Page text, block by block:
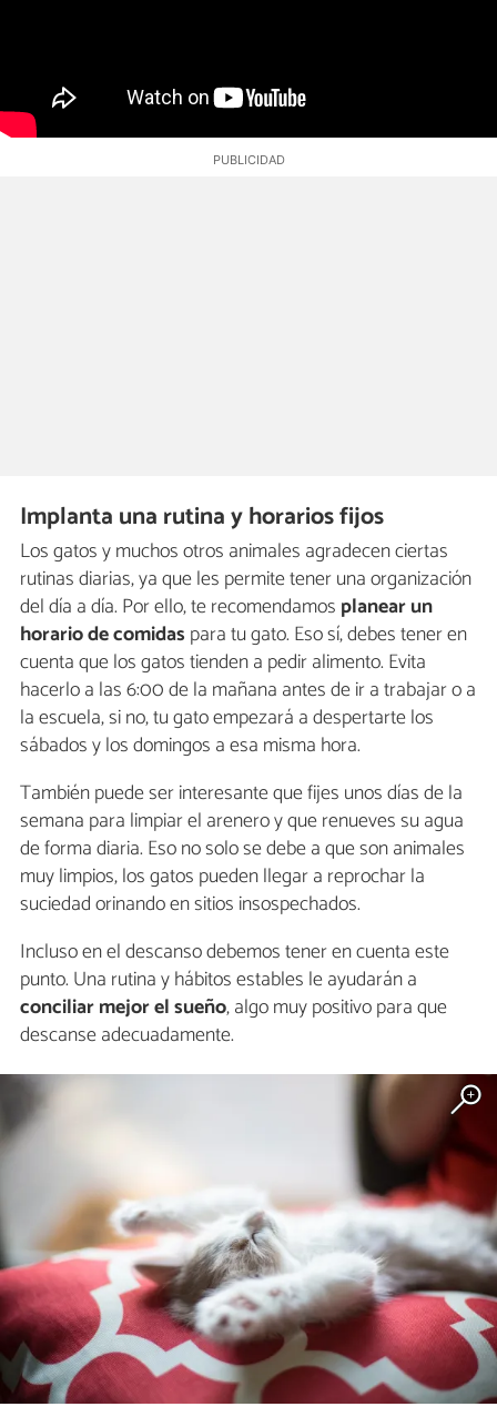
Implanta una rutina y horarios fijos
Los gatos y muchos otros animales agradecen ciertas
rutinas diarias, ya que les permite tener una organización
del día a día. Por ello, te recomendamos planear un
horario de comidas para tu gato. Eso sí, debes tener en
cuenta que los gatos tienden a pedir alimento. Evita
hacerlo a las 6:00 de la mañana antes de ir a trabajar o a
la escuela, si no, tu gato empezará a despertarte los
sábados y los domingos a esa misma hora.
También puede ser interesante que fijes unos días de la
semana para limpiar el arenero y que renueves su agua
de forma diaria. Eso no solo se debe a que son animales
muy limpios, los gatos pueden llegar a reprochar la
suciedad orinando en sitios insospechados.
Incluso en el descanso debemos tener en cuenta este
punto. Una rutina y hábitos estables le ayudarán a
conciliar mejor el sueño, algo muy positivo para que
descanse adecuadamente.